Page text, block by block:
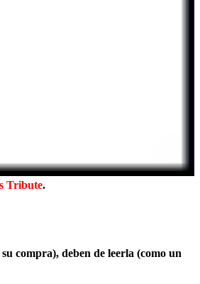
Tribute.
compra), deben de leerla (como un